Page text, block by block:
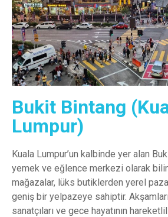
Bukit Bintang
Lumpur)
Kuala Lumpur’un kalbinde yer alan
yemek ve eğlence merkezi olarak
mağazalar, lüks butiklerden yerel
geniş bir yelpazeye sahiptir.
sanatçıları ve gece hayatının